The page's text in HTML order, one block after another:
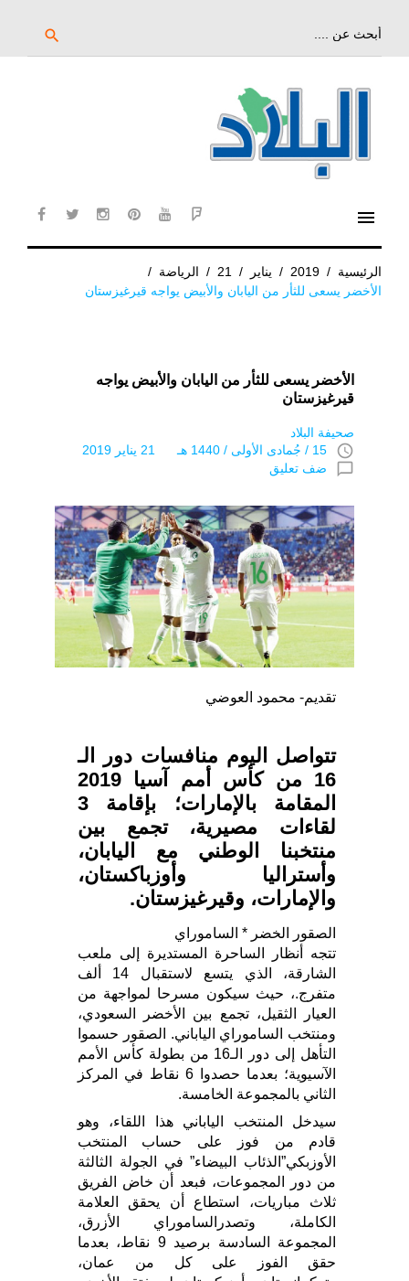
search
menu
الرئيسية /
2019
/ يناير /
21
/ الرياضة /
الأخضر يسعى للثأر من اليابان والأبيض يواجه قيرغيزستان
الأخضر يسعى للثأر من اليابان والأبيض يواجه
قيرغيزستان
صحيفة البلاد
access_time 15 / جُمادى اﻷولى / 1440 هـ 21 يناير 2019
chat_bubble_outline ضف تعليق
تقديم- محمود العوضي
تتواصل اليوم منافسات دور الـ
16 من كأس أمم آسيا 2019
المقامة بالإمارات؛ بإقامة 3
لقاءات مصيرية، تجمع بين
منتخبنا الوطني مع اليابان،
وأستراليا وأوزباكستان،
والإمارات، وقيرغيزستان.
الصقور الخضر * الساموراي
تتجه أنظار الساحرة المستديرة إلى ملعب
الشارقة، الذي يتسع لاستقبال 14 ألف
متفرج.، حيث سيكون مسرحا لمواجهة من
العيار الثقيل، تجمع بين الأخضر السعودي،
ومنتخب الساموراي الياباني. الصقور حسموا
التأهل إلى دور الـ16 من بطولة كأس الأمم
الآسيوية؛ بعدما حصدوا 6 نقاط في المركز
الثاني بالمجموعة الخامسة.
سيدخل المنتخب الياباني هذا اللقاء، وهو
قادم من فوز على حساب المنتخب
الأوزبكي”الذئاب البيضاء” في الجولة الثالثة
من دور المجموعات، فبعد أن خاض الفريق
ثلاث مباريات، استطاع أن يحقق العلامة
الكاملة، وتصدرالساموراي الأزرق،
المجموعة السادسة برصيد 9 نقاط، بعدما
حقق الفوز على كل من عمان،